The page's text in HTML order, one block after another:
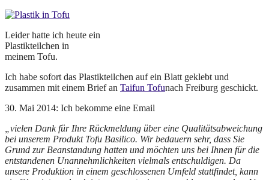
Leider hatte ich heute ein
Plastikteilchen in
meinem Tofu.
Ich habe sofort das Plastikteilchen auf ein Blatt geklebt und
zusammen mit einem Brief an Taifun Tofunach Freiburg geschickt.
30. Mai 2014: Ich bekomme eine Email
„vielen Dank für Ihre Rückmeldung über eine Qualitätsabweichung
bei unserem Produkt Tofu Basilico. Wir bedauern sehr, dass Sie
Grund zur Beanstandung hatten und möchten uns bei Ihnen für die
entstandenen Unannehmlichkeiten vielmals entschuldigen. Da
unsere Produktion in einem geschlossenen Umfeld stattfindet, kann